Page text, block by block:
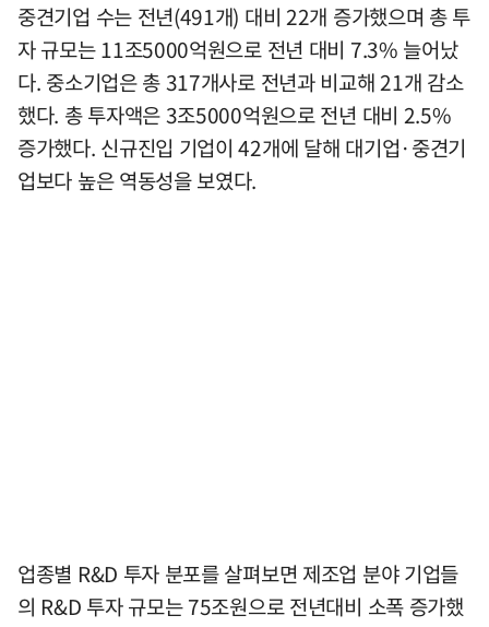
중견기업 수는 전년(491개) 대비 22개 증가했으며 총 투
자 규모는 11조5000억원으로 전년 대비 7.3% 늘어났
다. 중소기업은 총 317개사로 전년과 비교해 21개 감소
했다. 총 투자액은 3조5000억원으로 전년 대비 2.5%
증가했다. 신규진입 기업이 42개에 달해 대기업·중견기
업보다 높은 역동성을 보였다.
업종별 R&D 투자 분포를 살펴보면 제조업 분야 기업들
의 R&D 투자 규모는 75조원으로 전년대비 소폭 증가했